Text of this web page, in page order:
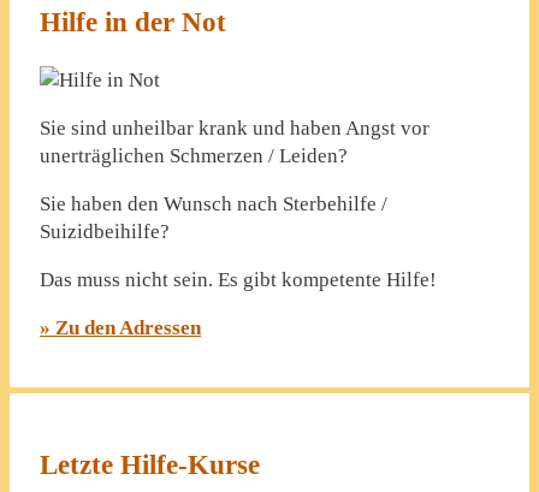
Hilfe in der Not
Sie sind unheilbar krank und haben Angst vor
unerträglichen Schmerzen / Leiden?
Sie haben den Wunsch nach Sterbehilfe /
Suizidbeihilfe?
Das muss nicht sein. Es gibt kompetente Hilfe!
» Zu den Adressen
Letzte Hilfe-Kurse